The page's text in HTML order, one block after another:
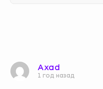
Axad
1 год назад